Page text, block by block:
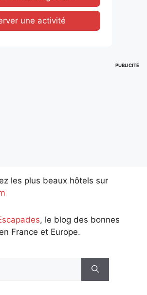
une activité
PUBLICITÉ
les plus beaux hôtels sur
, le blog des bonnes
France et Europe.